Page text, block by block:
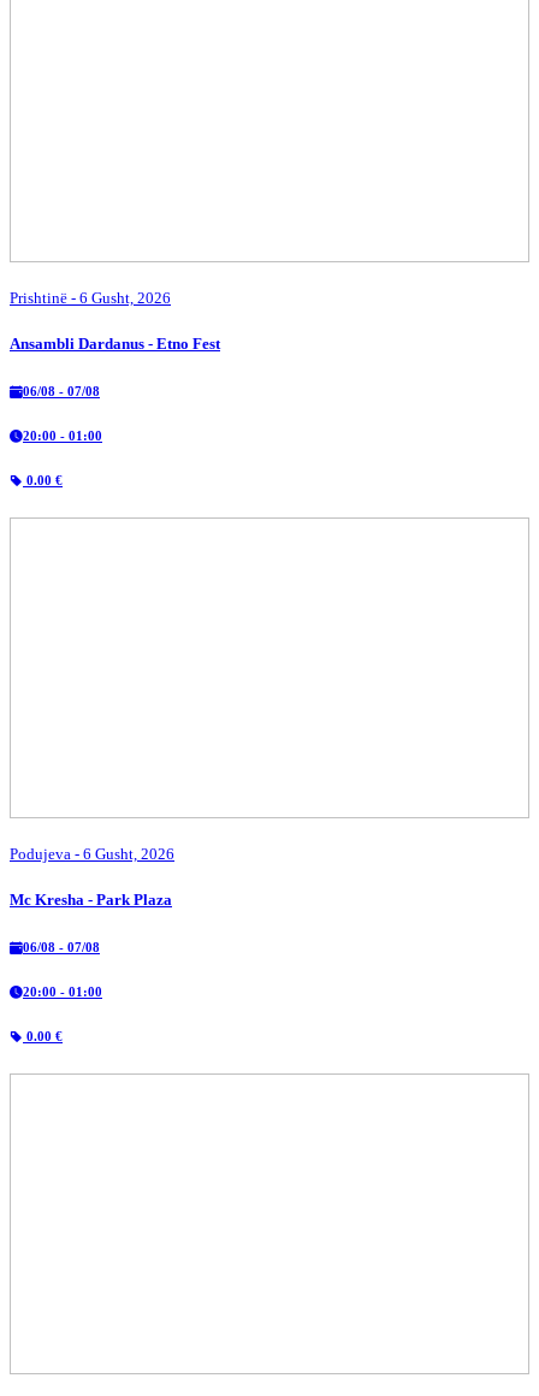
Prishtinë - 6 Gusht, 2026
Ansambli Dardanus - Etno Fest
06/08 - 07/08
20:00 - 01:00
0.00 €
Podujeva - 6 Gusht, 2026
Mc Kresha - Park Plaza
06/08 - 07/08
20:00 - 01:00
0.00 €